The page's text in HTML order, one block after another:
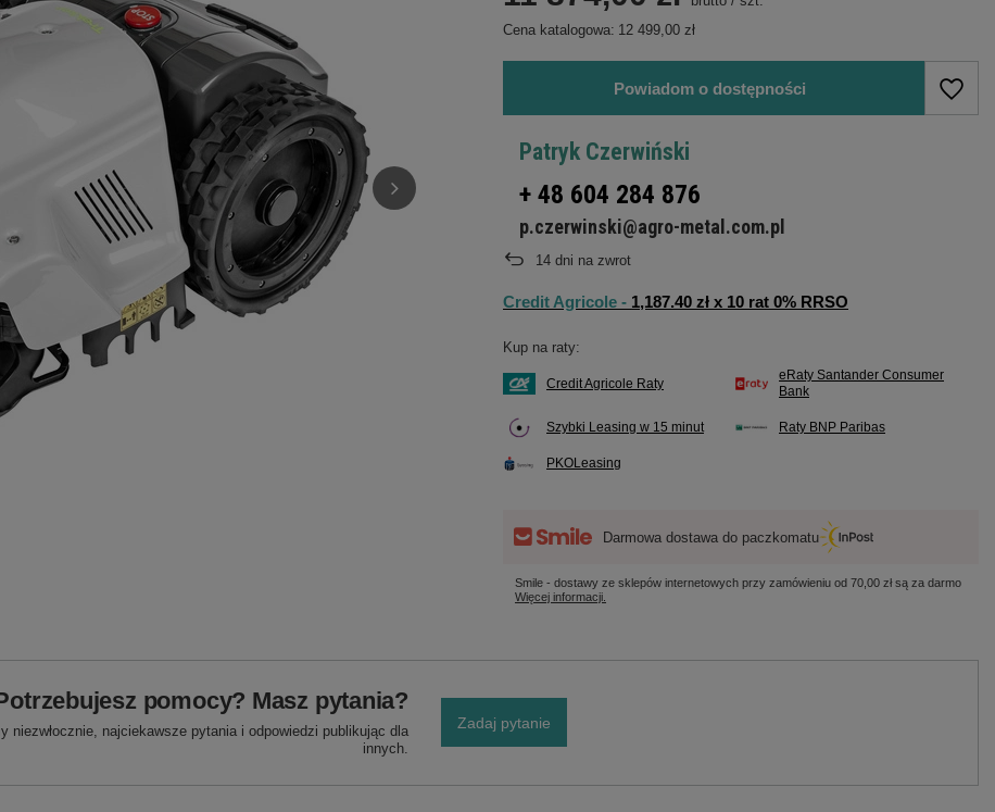
Cena katalogowa: 12 499,00 zł
Powiadom o dostępności
Patryk Czerwiński
+ 48 604 284 876
p.czerwinski@agro-metal.com.pl
14 dni na zwrot
Credit Agricole - 1,187.40 zł x 10 rat 0% RRSO
Kup na raty:
Credit Agricole Raty
eRaty Santander Consumer
Bank
Szybki Leasing w 15 minut Raty BNP Paribas
PKOLeasing
Darmowa dostawa do paczkomatu
Smile - dostawy ze sklepów internetowych przy zamówieniu od70,00 złsą za darmo
Więcej informacji.
pomocy? Masz pytania?
niezwłocznie, najciekawsze pytania i odpowiedzi publikując dla
innych.
Zadaj pytanie